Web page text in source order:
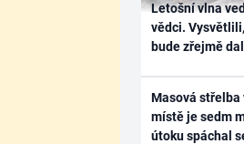
Letošní vlna
vědci.
bude zřejmě
Masová střelba
místě je sedm
útoku spáchal